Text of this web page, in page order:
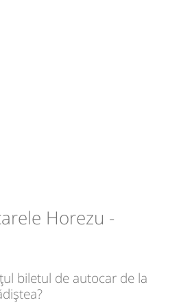
Horezu -
biletul de autocar de la